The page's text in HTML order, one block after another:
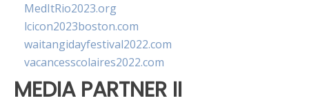
MedItRio2023.org
lcicon2023boston.com
waitangidayfestival2022.com
vacancesscolaires2022.com
MEDIA PARTNER II